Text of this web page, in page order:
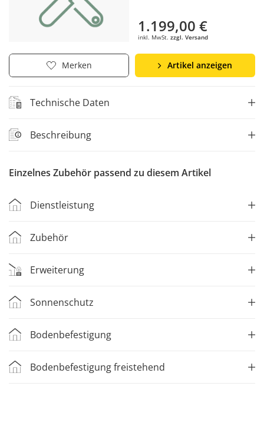
1.199,00 €
inkl. MwSt. zzgl. Versand
Merken Artikel anzeigen
Technische Daten
Beschreibung
Einzelnes Zubehör passend zu diesem Artikel
Dienstleistung
Zubehör
Erweiterung
Sonnenschutz
Bodenbefestigung
Bodenbefestigung freistehend